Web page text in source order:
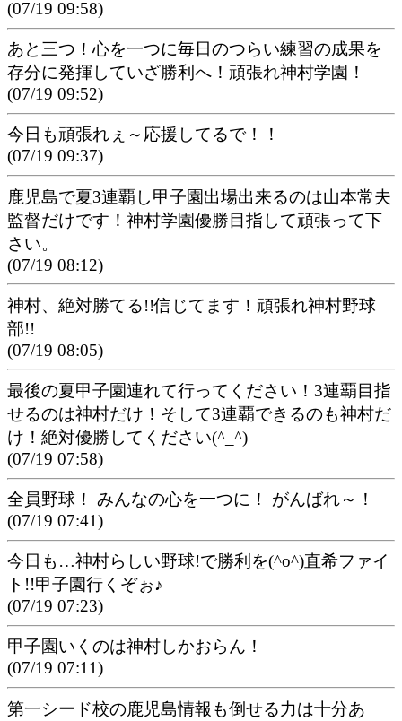
(07/19 09:58)
あと三つ！心を一つに毎日のつらい練習の成果を
存分に発揮していざ勝利へ！頑張れ神村学園！
(07/19 09:52)
今日も頑張れぇ～応援してるで！！
(07/19 09:37)
鹿児島で夏3連覇し甲子園出場出来るのは山本常夫
監督だけです！神村学園優勝目指して頑張って下
さい。
(07/19 08:12)
神村、絶対勝てる!!信じてます！頑張れ神村野球
部!!
(07/19 08:05)
最後の夏甲子園連れて行ってください！3連覇目指
せるのは神村だけ！そして3連覇できるのも神村だ
け！絶対優勝してください(^_^)
(07/19 07:58)
全員野球！ みんなの心を一つに！ がんばれ～！
(07/19 07:41)
今日も…神村らしい野球!で勝利を(^o^)直希ファイ
ト!!甲子園行くぞぉ♪
(07/19 07:23)
甲子園いくのは神村しかおらん！
(07/19 07:11)
第一シード校の鹿児島情報も倒せる力は十分あ